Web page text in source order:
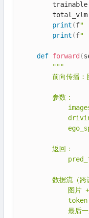
        trainable
        total_vlm
print (f"
print (f"
def forward (
"""
前向传播：
        参数：
        返回：
数据流（跨
图片
token
最后